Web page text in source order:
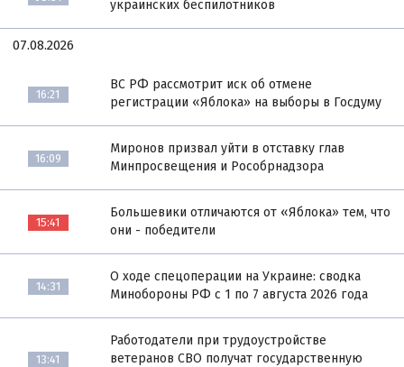
украинских беспилотников
07.08.2026
16:21
ВС РФ рассмотрит иск об отмене
регистрации «Яблока» на выборы в Госдуму
16:09
Миронов призвал уйти в отставку глав
Минпросвещения и Рособрнадзора
15:41
Большевики отличаются от «Яблока» тем, что
они - победители
14:31
О ходе спецоперации на Украине: сводка
Минобороны РФ с 1 по 7 августа 2026 года
13:41
Работодатели при трудоустройстве
ветеранов СВО получат государственную